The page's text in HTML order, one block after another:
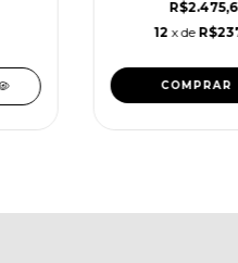
12 x de